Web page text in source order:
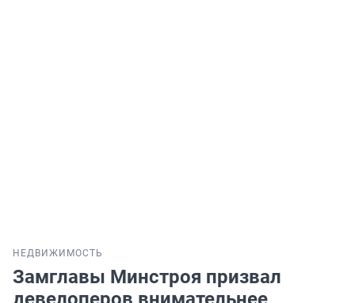
НЕДВИЖИМОСТЬ
Замглавы Минстроя призвал